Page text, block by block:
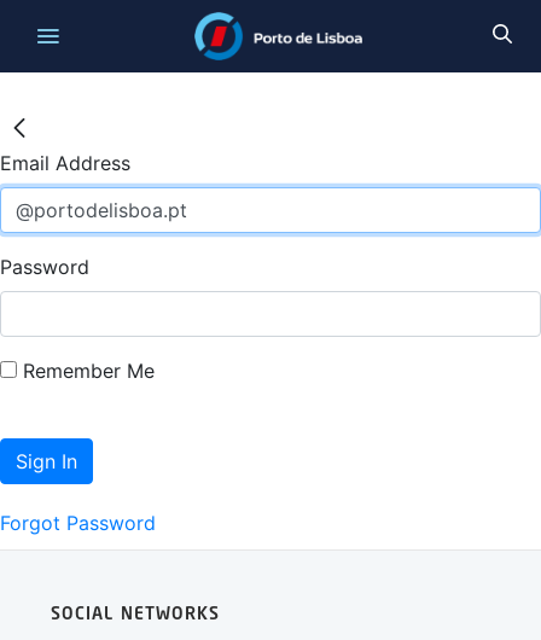
Email Address
Password
Remember Me
Sign In
Forgot Password
SOCIAL NETWORKS